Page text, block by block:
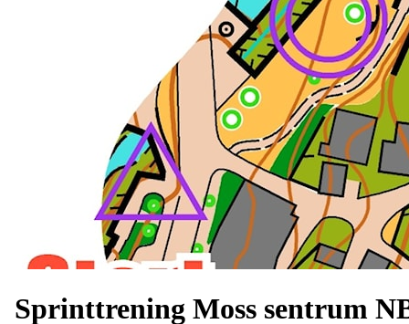
Sprinttrening Moss sentrum